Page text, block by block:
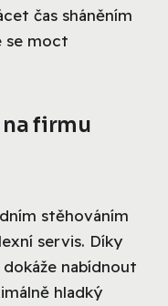
čas sháněním
se moct
firmu
stěhováním
servis. Díky
nabídnout
hladký